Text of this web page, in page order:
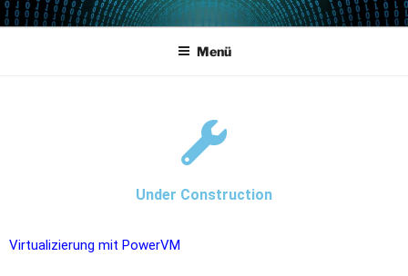
POWERCAMPUS 01
Home of the LPAR-Tool
Menü
Under Construction
Virtualizierung mit PowerVM